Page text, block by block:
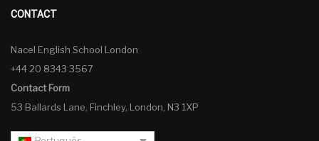
CONTACT
Nacel English School London
+44 20 8343 3567
Contact Form
53 Ballards Lane, Finchley, London, N3 1XP